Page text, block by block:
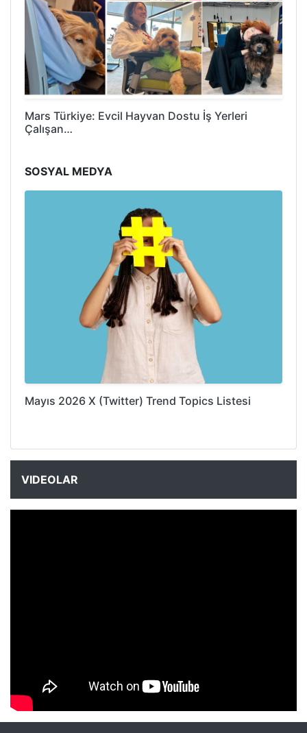
Mars Türkiye: Evcil Hayvan Dostu İş Yerleri
Çalışan…
SOSYAL MEDYA
Mayıs 2026 X (Twitter) Trend Topics Listesi
VIDEOLAR
NYXmag 2. Yaş Kutlama Etkinliği